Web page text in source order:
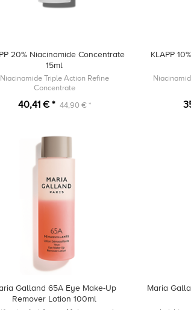
20% Niacinamide Concentrate
15ml
Niacinamide Triple Action Refine
Concentrate
40,41 € * 44,90 € *
KLAPP
Galland 65A Eye Make-Up
Remover Lotion 100ml
Maria